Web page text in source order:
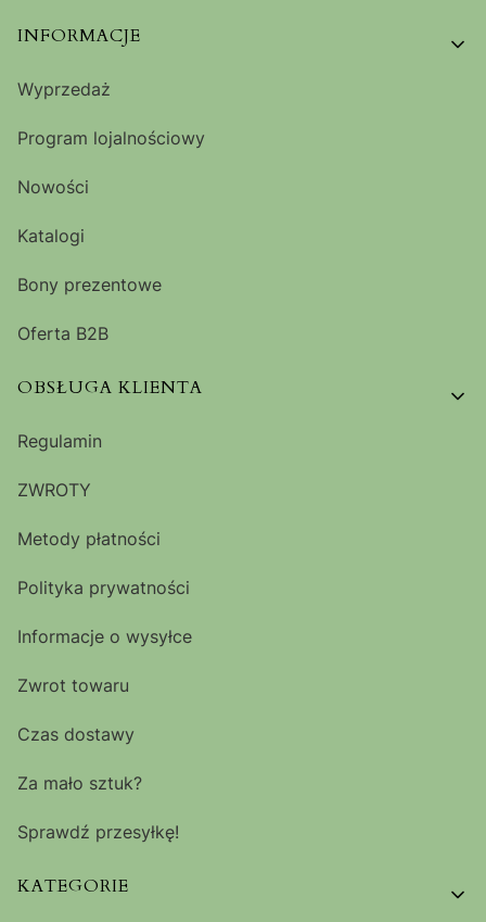
Linki w stopce
INFORMACJE
Wyprzedaż
Program lojalnościowy
Nowości
Katalogi
Bony prezentowe
Oferta B2B
OBSŁUGA KLIENTA
Regulamin
ZWROTY
Metody płatności
Polityka prywatności
Informacje o wysyłce
Zwrot towaru
Czas dostawy
Za mało sztuk?
Sprawdź przesyłkę!
KATEGORIE